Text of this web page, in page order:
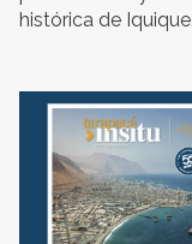
histórica de